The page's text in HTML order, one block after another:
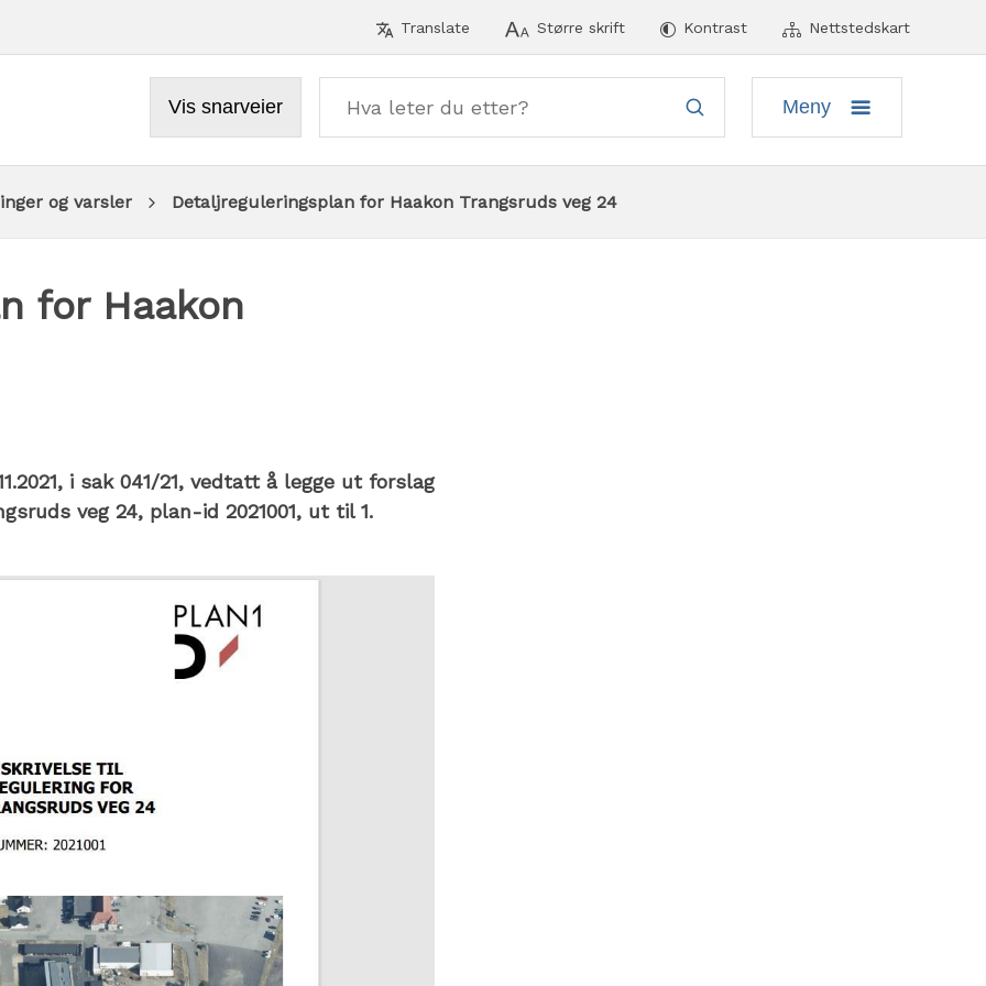
Verktøymeny
Translate Større skrift Kontrast Nettstedskart
Vis snarveier Meny
og varsler Detaljreguleringsplan for Haakon Trangsruds veg 24
for Haakon
i sak 041/21, vedtatt å legge ut forslag
veg 24, plan-id 2021001, ut til 1.